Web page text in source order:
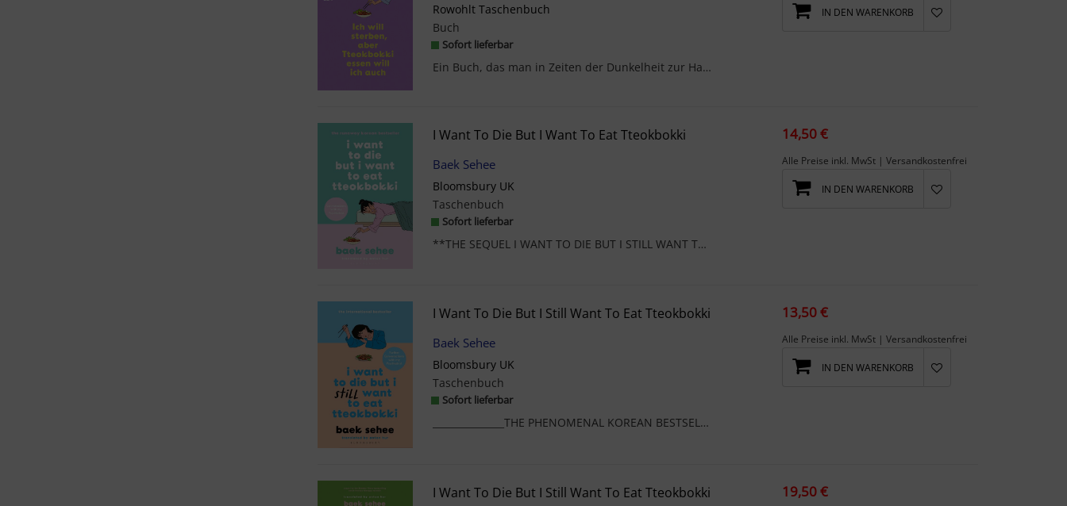
Rowohlt Taschenbuch
Buch
Sofort lieferbar
Ein Buch, das man in Zeiten der Dunkelheit zur Hand nehmen sollteBaek Sehee ist eine erfolgreiche...
IN DEN WARENKORB
I Want To Die But I Want To Eat Tteokbokki
Baek Sehee
Bloomsbury UK
Taschenbuch
Sofort lieferbar
**THE SEQUEL I WANT TO DIE BUT I STILL WANT TO EAT TTEOKBOKKI OUT NOW**THE PHENOMENAL SUN...
14,50 €
Alle Preise inkl. MwSt | Versandkostenfrei
IN DEN WARENKORB
I Want To Die But I Still Want To Eat Tteokbokki
Baek Sehee
Bloomsbury UK
Taschenbuch
Sofort lieferbar
_______________THE PHENOMENAL KOREAN BESTSELLERTRANSLATED BY INTERNATIONAL BOOKER SHO...
13,50 €
Alle Preise inkl. MwSt | Versandkostenfrei
IN DEN WARENKORB
I Want To Die But I Still Want To Eat Tteokbokki 19,50 €